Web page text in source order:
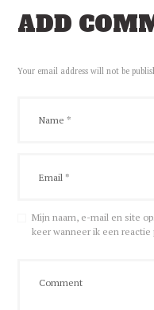
ADD
Your email address will not be
Mijn naam, e-mail en site
keer wanneer ik een reactie